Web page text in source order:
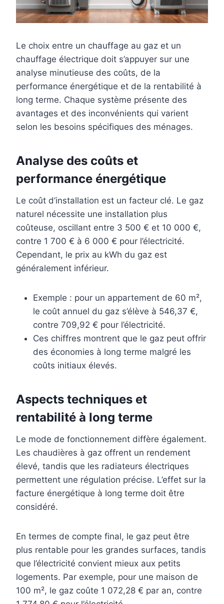
Le choix entre un chauffage au gaz et un
chauffage électrique doit s’appuyer sur une
analyse minutieuse des coûts, de la
performance énergétique et de la rentabilité à
long terme. Chaque système présente des
avantages et des inconvénients qui varient
selon les besoins spécifiques des ménages.
Analyse des coûts et
performance énergétique
Le coût d’installation est un facteur clé. Le gaz
naturel nécessite une installation plus
coûteuse, oscillant entre 3 500 € et 10 000 €,
contre 1 700 € à 6 000 € pour l’électricité.
Cependant, le prix au kWh du gaz est
généralement inférieur.
Exemple : pour un appartement de 60 m²,
le coût annuel du gaz s’élève à 546,37 €,
contre 709,92 € pour l’électricité.
Ces chiffres montrent que le gaz peut offrir
des économies à long terme malgré les
coûts initiaux élevés.
Aspects techniques et
rentabilité à long terme
Le mode de fonctionnement diffère également.
Les chaudières à gaz offrent un rendement
élevé, tandis que les radiateurs électriques
permettent une régulation précise. L’effet sur la
facture énergétique à long terme doit être
considéré.
En termes de compte final, le gaz peut être
plus rentable pour les grandes surfaces, tandis
que l’électricité convient mieux aux petits
logements. Par exemple, pour une maison de
100 m², le gaz coûte 1 072,28 € par an, contre